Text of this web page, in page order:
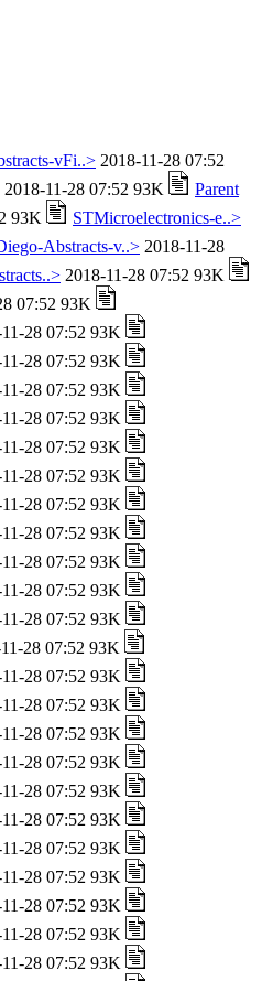
vFi..> 2018-11-28 07:52
2018-11-28 07:52 93K
Parent
93K
STMicroelectronics-e..>
Abstracts-v..> 2018-11-28
2018-11-28 07:52 93K
07:52 93K
28 07:52 93K
28 07:52 93K
28 07:52 93K
28 07:52 93K
28 07:52 93K
28 07:52 93K
28 07:52 93K
28 07:52 93K
28 07:52 93K
28 07:52 93K
28 07:52 93K
28 07:52 93K
28 07:52 93K
28 07:52 93K
28 07:52 93K
28 07:52 93K
28 07:52 93K
28 07:52 93K
28 07:52 93K
28 07:52 93K
28 07:52 93K
28 07:52 93K
28 07:52 93K